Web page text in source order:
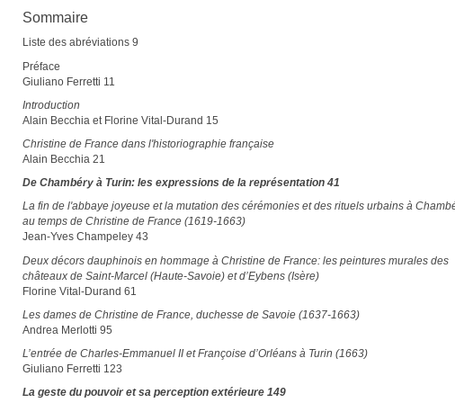
Sommaire
Liste des abréviations 9
Préface
Giuliano Ferretti 11
Introduction
Alain Becchia et Florine Vital-Durand 15
Christine de France dans l'historiographie française
Alain Becchia 21
De Chambéry à Turin: les expressions de la représentation 41
La fin de l'abbaye joyeuse et la mutation des cérémonies et des rituels urbains à
au temps de Christine de France (1619-1663)
Jean-Yves Champeley 43
Deux décors dauphinois en hommage à Christine de France: les peintures murales des
châteaux de Saint-Marcel (Haute-Savoie) et d’Eybens (Isère)
Florine Vital-Durand 61
Les dames de Christine de France, duchesse de Savoie (1637-1663)
Andrea Merlotti 95
L’entrée de Charles-Emmanuel II et Françoise d’Orléans à Turin (1663)
Giuliano Ferretti 123
La geste du pouvoir et sa perception extérieure 149